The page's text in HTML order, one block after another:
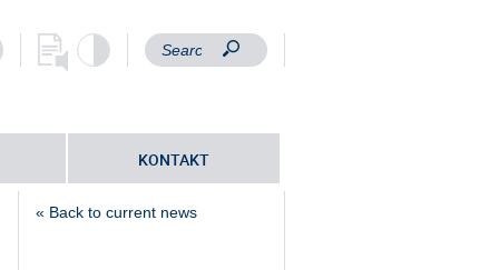
KONTAKT
« Back to current news